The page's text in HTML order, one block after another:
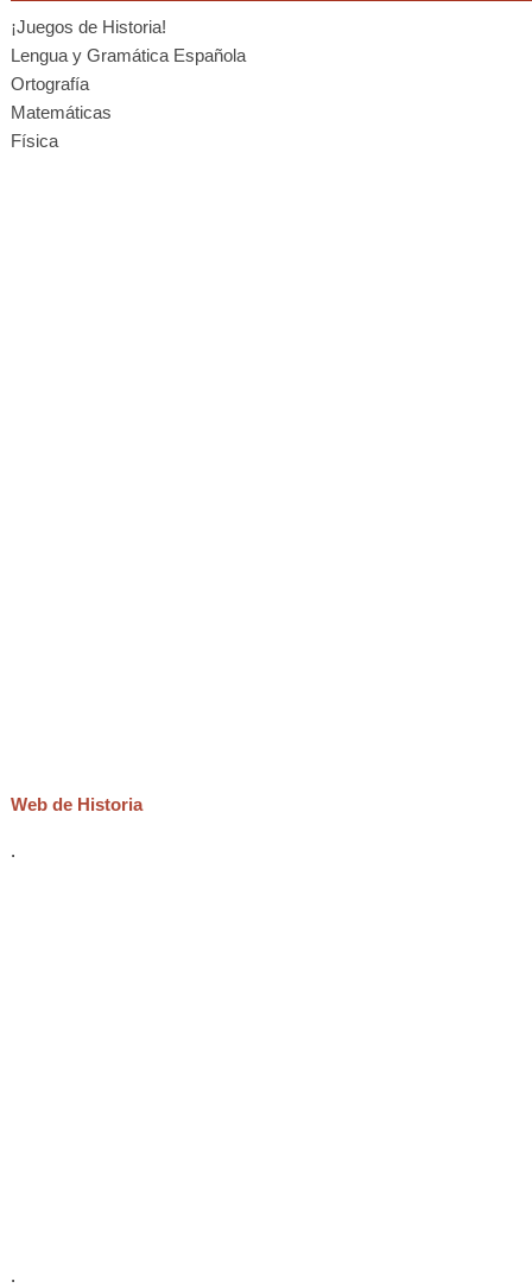
¡Juegos de Historia!
Lengua y Gramática Española
Ortografía
Matemáticas
Física
Web de Historia
.
.